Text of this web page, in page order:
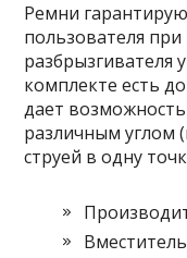
Ремни
пользователя
разбрызгивателя
комплекте есть
дает
различным углом
струей в одну